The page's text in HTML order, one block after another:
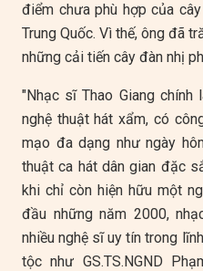
điểm chưa phù hợp của
Trung Quốc. Vì thế, ông đã
những cải tiến cây đàn nhị
"Nhạc sĩ Thao Giang
nghệ thuật hát xẩm, có
mạo đa dạng như ngày
thuật ca hát dân gian đặc
khi chỉ còn hiện hữu một
đầu những năm 2000,
nhiều nghệ sĩ uy tín trong
tộc như GS.TS.NGND